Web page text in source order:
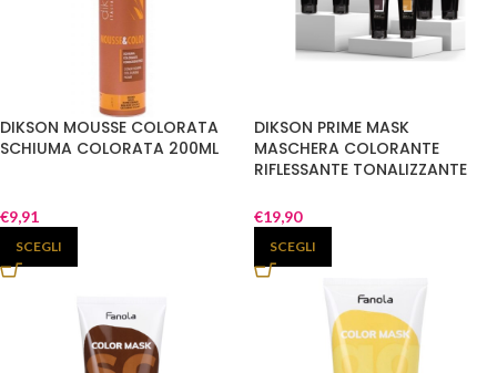
DIKSON MOUSSE COLORATA
SCHIUMA COLORATA 200ML
€9,91
SCEGLI
DIKSON PRIME MASK
MASCHERA COLORANTE
RIFLESSANTE TONALIZZANTE
€19,90
SCEGLI